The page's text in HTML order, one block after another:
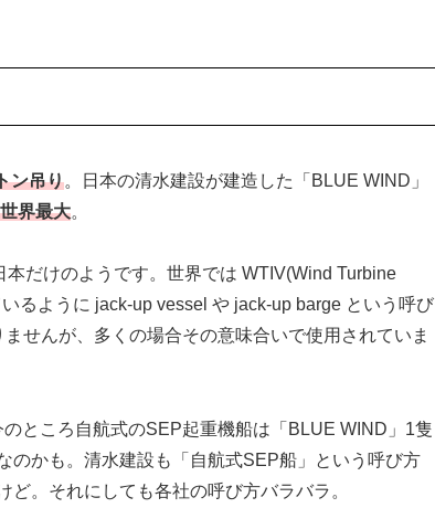
ン吊り。日本の清水建設が建造した「BLUE WIND」
界最大。
だけのようです。世界では WTIV(Wind Turbine
るように jack-up vessel や jack-up barge という呼び
せんが、多くの場合その意味合いで使用されていま
ところ自航式のSEP起重機船は「BLUE WIND」1隻
のかも。清水建設も「自航式SEP船」という呼び方
。それにしても各社の呼び方バラバラ。